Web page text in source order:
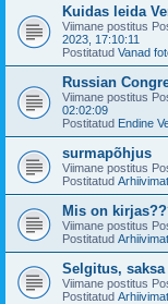
Kuidas leida
Viimane postitus
2023, 17:10:11
Postitatud Vanad
Russian
Viimane postitus
02:02:09
Postitatud Endine
surmapõhjus
Viimane postitus
Postitatud
Mis on
Viimane postitus
Postitatud
Selgitus, saksa
Viimane postitus
Postitatud